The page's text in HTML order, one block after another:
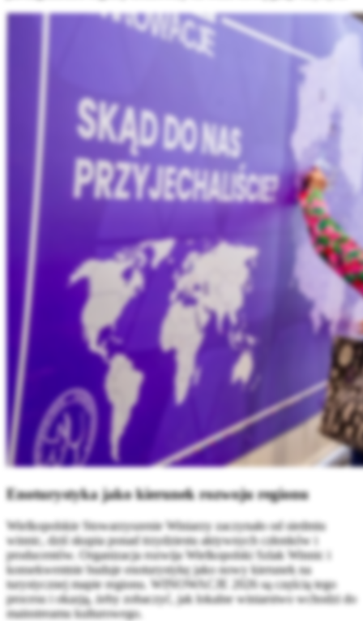
Enoturystyka jako kierunek rozwoju regionu
Wielkopolskie Stowarzyszenie Winiarzy zaczynało od siedmiu
winnic, dziś skupia ponad trzydziestu aktywnych członków i
producentów. Organizacja rozwija Wielkopolski Szlak Winnic i
konsekwentnie buduje enoturystykę jako nowy kierunek na
turystycznej mapie regionu. WINOWACJE 2026 są częścią tego
procesu i okazją, żeby zobaczyć, jak lokalne winiarstwo wchodzi do
mainstreamu kulturowego.